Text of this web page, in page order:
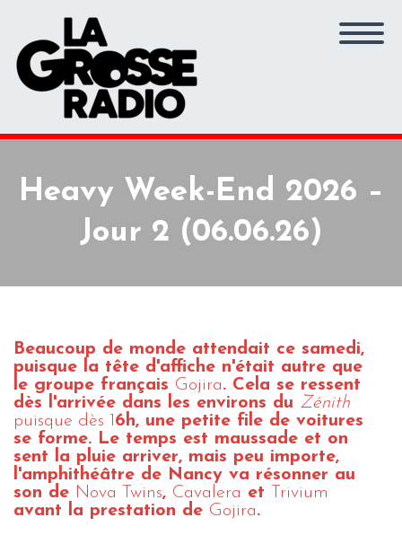
Heavy Week-End 2026 –
Jour 2 (06.06.26)
Beaucoup de monde attendait ce samedi,
puisque la tête d'affiche n'était autre que
le groupe français Gojira. Cela se ressent
dès l'arrivée dans les environs du Zénith
puisque dès 16h, une petite file de voitures
se forme. Le temps est maussade et on
sent la pluie arriver, mais peu importe,
l'amphithéâtre de Nancy va résonner au
son de Nova Twins, Cavalera et
Trivium
avant la prestation de Gojira.